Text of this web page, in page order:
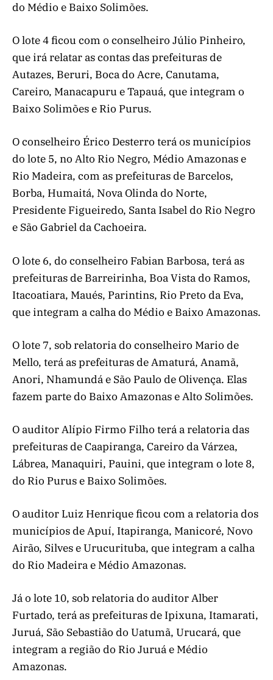
do Médio e Baixo Solimões.
O lote 4 ficou com o conselheiro Júlio Pinheiro,
que irá relatar as contas das prefeituras de
Autazes, Beruri, Boca do Acre, Canutama,
Careiro, Manacapuru e Tapauá, que integram o
Baixo Solimões e Rio Purus.
O conselheiro Érico Desterro terá os municípios
do lote 5, no Alto Rio Negro, Médio Amazonas e
Rio Madeira, com as prefeituras de Barcelos,
Borba, Humaitá, Nova Olinda do Norte,
Presidente Figueiredo, Santa Isabel do Rio Negro
e São Gabriel da Cachoeira.
O lote 6, do conselheiro Fabian Barbosa, terá as
prefeituras de Barreirinha, Boa Vista do Ramos,
Itacoatiara, Maués, Parintins, Rio Preto da Eva,
que integram a calha do Médio e Baixo Amazonas.
O lote 7, sob relatoria do conselheiro Mario de
Mello, terá as prefeituras de Amaturá, Anamã,
Anori, Nhamundá e São Paulo de Olivença. Elas
fazem parte do Baixo Amazonas e Alto Solimões.
O auditor Alípio Firmo Filho terá a relatoria das
prefeituras de Caapiranga, Careiro da Várzea,
Lábrea, Manaquiri, Pauini, que integram o lote 8,
do Rio Purus e Baixo Solimões.
O auditor Luiz Henrique ficou com a relatoria dos
municípios de Apuí, Itapiranga, Manicoré, Novo
Airão, Silves e Urucurituba, que integram a calha
do Rio Madeira e Médio Amazonas.
Já o lote 10, sob relatoria do auditor Alber
Furtado, terá as prefeituras de Ipixuna, Itamarati,
Juruá, São Sebastião do Uatumã, Urucará, que
integram a região do Rio Juruá e Médio
Amazonas.